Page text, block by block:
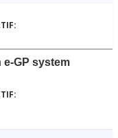
GP system